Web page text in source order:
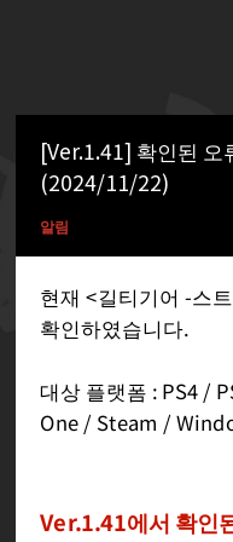
[Ver.1.41] 확인된 오
(2024/11/22)
알림
현재 <길티기어 -스
확인하였습니다.
대상 플랫폼 : PS4 /
One / Steam /
Ver.1.41에서 확인